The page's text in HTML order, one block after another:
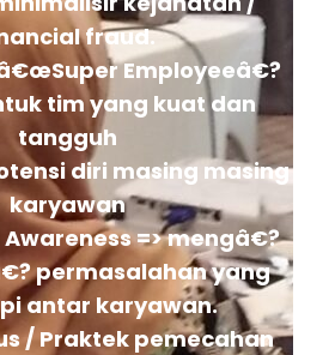
fraud.
Employeeâ€?
tim yang kuat dan
tangguh
diri masing masing
karyawan
Awareness => mengâ€?
permasalahan yang
antar karyawan.
/ Praktek pemecahan